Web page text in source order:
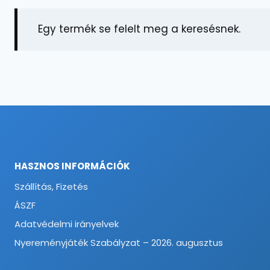
Egy termék se felelt meg a keresésnek.
HASZNOS INFORMÁCIÓK
Szállítás, Fizetés
ÁSZF
Adatvédelmi irányelvek
Nyereményjáték Szabályzat – 2026. augusztus